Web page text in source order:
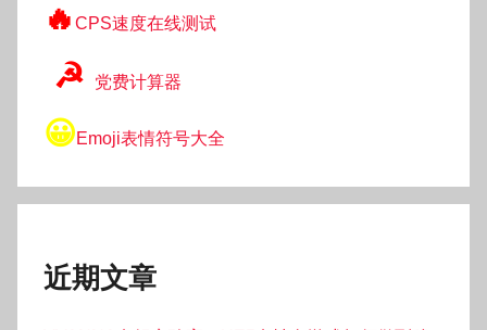
🔥 CPS速度在线测试
☭ 党费计算器
😀Emoji表情符号大全
近期文章